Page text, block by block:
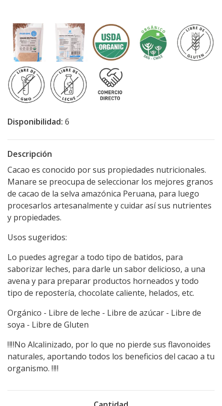
Disponibilidad: 6
Descripción
Cacao es conocido por sus propiedades nutricionales.
Manare se preocupa de seleccionar los mejores granos
de cacao de la selva amazónica Peruana, para luego
procesarlos artesanalmente y cuidar así sus nutrientes
y propiedades.
Usos sugeridos:
Lo puedes agregar a todo tipo de batidos, para
saborizar leches, para darle un sabor delicioso, a una
avena y para preparar productos horneados y todo
tipo de repostería, chocolate caliente, helados, etc.
Orgánico - Libre de leche - Libre de azúcar - Libre de
soya - Libre de Gluten
‼️‼️No Alcalinizado, por lo que no pierde sus flavonoides
naturales, aportando todos los beneficios del cacao a tu
organismo. ‼️‼️